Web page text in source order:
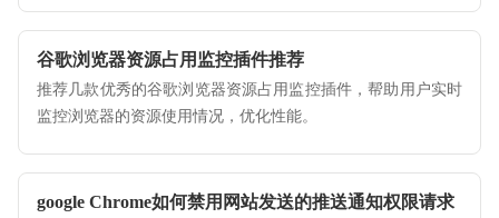
谷歌浏览器资源占用监控插件推荐
推荐几款优秀的谷歌浏览器资源占用监控插件，帮助用户实时
监控浏览器的资源使用情况，优化性能。
google Chrome如何禁用网站发送的推送通知权限请求